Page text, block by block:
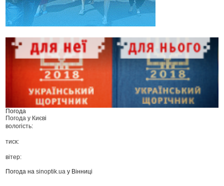
Погода
Погода у Києві
вологість:
тиск:
вітер:
Погода наsinoptik.ua у Вінниці